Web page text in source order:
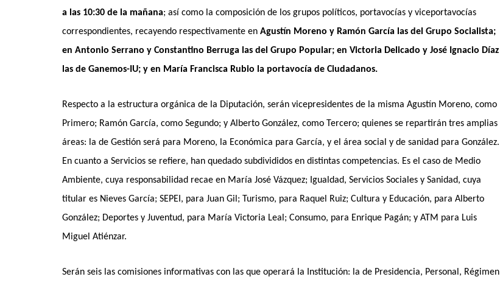
a las 10:30 de la mañana; así como la composición de los grupos políticos, portavocías y viceportavocías
correspondientes, recayendo respectivamente en Agustín Moreno y Ramón García las del Grupo Socialista;
en Antonio Serrano y Constantino Berruga las del Grupo Popular; en Victoria Delicado y José Ignacio Díaz
las de Ganemos-IU; y en María Francisca Rubio la portavocía de Ciudadanos.
Respecto a la estructura orgánica de la Diputación, serán vicepresidentes de la misma Agustín Moreno, como
Primero; Ramón García, como Segundo; y Alberto González, como Tercero; quienes se repartirán tres amplias
áreas: la de Gestión será para Moreno, la Económica para García, y el área social y de sanidad para González.
En cuanto a Servicios se refiere, han quedado subdivididos en distintas competencias. Es el caso de Medio
Ambiente, cuya responsabilidad recae en María José Vázquez; Igualdad, Servicios Sociales y Sanidad, cuya
titular es Nieves García; SEPEI, para Juan Gil; Turismo, para Raquel Ruiz; Cultura y Educación, para Alberto
González; Deportes y Juventud, para María Victoria Leal; Consumo, para Enrique Pagán; y ATM para Luis
Miguel Atiénzar.
Serán seis las comisiones informativas con las que operará la Institución: la de Presidencia, Personal, Régimen